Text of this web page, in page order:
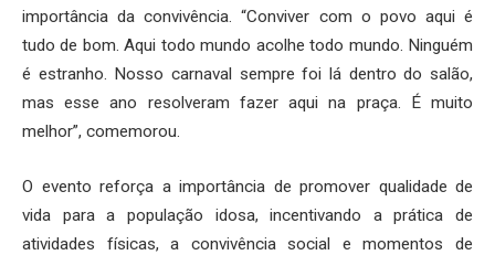
importância da convivência. “Conviver com o povo aqui é
tudo de bom. Aqui todo mundo acolhe todo mundo. Ninguém
é estranho. Nosso carnaval sempre foi lá dentro do salão,
mas esse ano resolveram fazer aqui na praça. É muito
melhor”, comemorou.
O evento reforça a importância de promover qualidade de
vida para a população idosa, incentivando a prática de
atividades físicas, a convivência social e momentos de